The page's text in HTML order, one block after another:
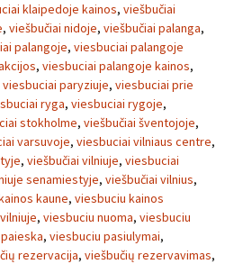
klaipedoje kainos, viešbučiai
, viešbučiai nidoje, viešbučiai palanga,
palangoje, viesbuciai palangoje
, viesbuciai palangoje kainos,
viesbuciai paryziuje, viesbuciai prie
ryga, viesbuciai rygoje,
stokholme, viešbučiai šventojoje,
varsuvoje, viesbuciai vilniaus centre,
, viešbučiai vilniuje, viesbuciai
senamiestyje, viešbučiai vilnius,
kaune, viesbuciu kainos
, viesbuciu nuoma, viesbuciu
, viesbuciu pasiulymai,
rezervacija, viešbučių rezervavimas,